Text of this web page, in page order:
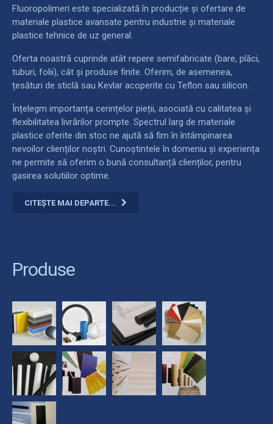
Fluoropolimeri este specializată în producție și ofertare de
materiale plastice avansate pentru industrie și materiale
plastice tehnice de uz general.
Oferta noastră cuprinde atât repere semifabricate (bare, plăci,
tuburi, folii), cât și produse finite. Oferim, de asemenea,
țesături de sticlă sau Kevlar acoperite cu Teflon sau silicon.
Înțelegm importanța cerințelor pieții, asociată cu calitatea și
flexibilitatea livrărilor prompte. Spectrul larg de materiale
plastice oferite din stoc ne ajută să fim în întâmpinarea
nevoilor clienților noștri. Cunoștintele în domeniu și experiența
ne permite să oferim o bună consultanță clienților, pentru
gasirea solutiilor optime.
CITEȘTE MAI DEPARTE...
Produse